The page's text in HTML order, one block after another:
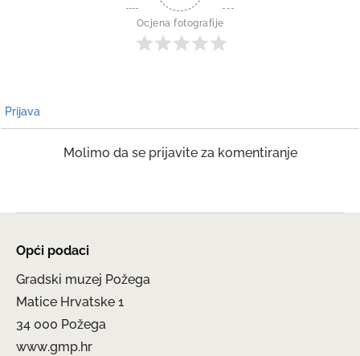
Ocjena fotografije
Prijava
Molimo da se prijavite za komentiranje
Opći podaci
Gradski muzej Požega
Matice Hrvatske 1
34 000 Požega
www.gmp.hr